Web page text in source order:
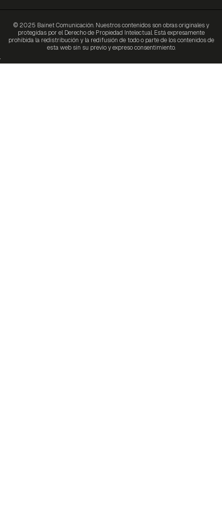
© 2025 Bainet Comunicación. Nuestros contenidos son obras originales y
protegidas por el Derecho de Propiedad Intelectual. Está expresamente
prohibida la redistribución y la redifusión de todo o parte de los contenidos de
esta web sin su previo y expreso consentimiento.